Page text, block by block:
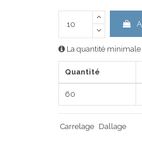
La quantité
Quantité
60
Carrelage Dallage